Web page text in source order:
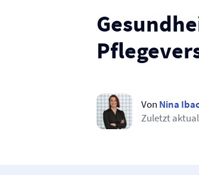
Von Nina
Zuletzt